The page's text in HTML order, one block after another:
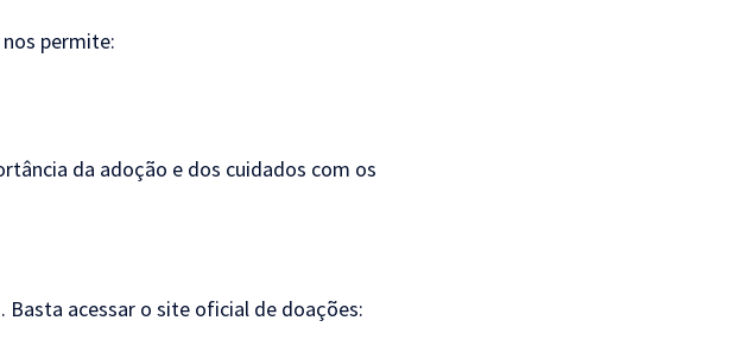
permite:
da adoção e dos cuidados com os
Basta acessar o site oficial de doações: